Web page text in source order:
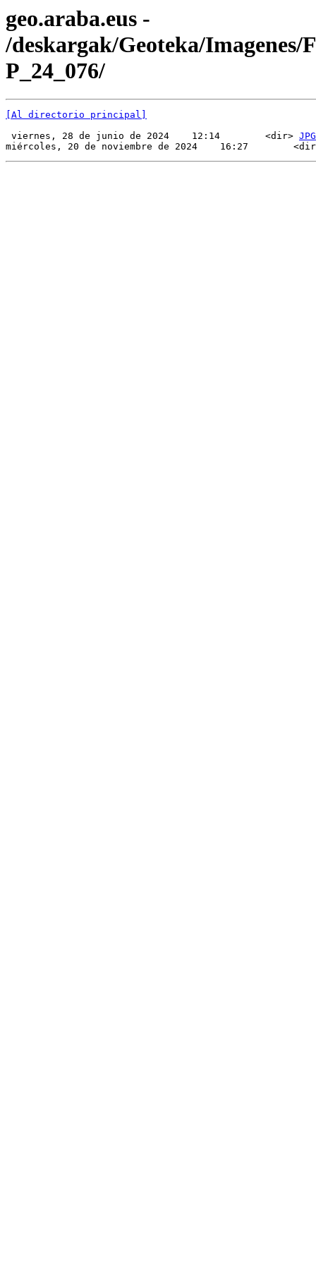
geo.araba.eus -
/deskargak/Geoteka/Imagenes/
P_24_076/
[Al directorio principal]
viernes, 28 de junio de 2024    12:14        <dir> JPG
miércoles, 20 de noviembre de 2024    16:27